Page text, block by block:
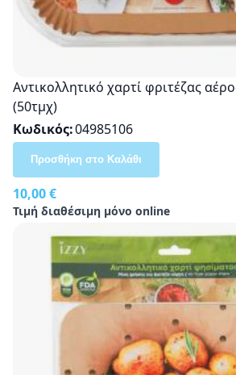
Αντικολλητικό χαρτί φριτέζας
(50τμχ)
Κωδικός 04985106
10,00 €
Τιμή διαθέσιμη μόνο online
Προσθήκη στο Καλάθι